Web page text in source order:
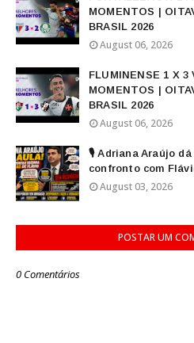
MOMENTOS |
BRASIL 2026
August 06, 2026
FLUMINENSE 1 X 3
MOMENTOS |
BRASIL 2026
August 06, 2026
🎙️ Adriana Araújo
confronto com
August 03, 2026
POSTAR UM
0 Comentários